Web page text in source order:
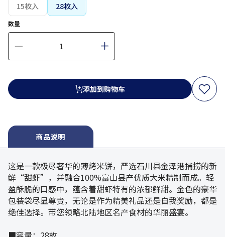
15枚入
28枚入
数量
添加到购物车
商品说明
这是一款极尽奢华的薄烤米饼，严选石川县金泽港捕捞的新
鲜“甜虾”，并融合100%富山县产优质大米精制而成。轻
盈酥脆的口感中，蕴含着甜虾特有的浓郁鲜甜。金色的豪华
包装袋尽显尊贵，无论是作为精美礼品还是自我奖励，都是
绝佳选择。带您领略北陆地区名产食材的华丽盛宴。